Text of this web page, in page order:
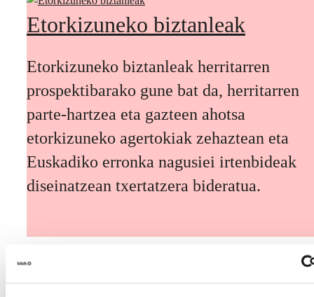
Etorkizuneko biztanleak
Etorkizuneko biztanleak herritarren
prospektibarako gune bat da, herritarren
parte-hartzea eta gazteen ahotsa
etorkizuneko agertokiak zehaztean eta
Euskadiko erronka nagusiei irtenbideak
diseinatzean txertatzera bideratua.